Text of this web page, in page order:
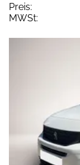
Preis:
MWSt: